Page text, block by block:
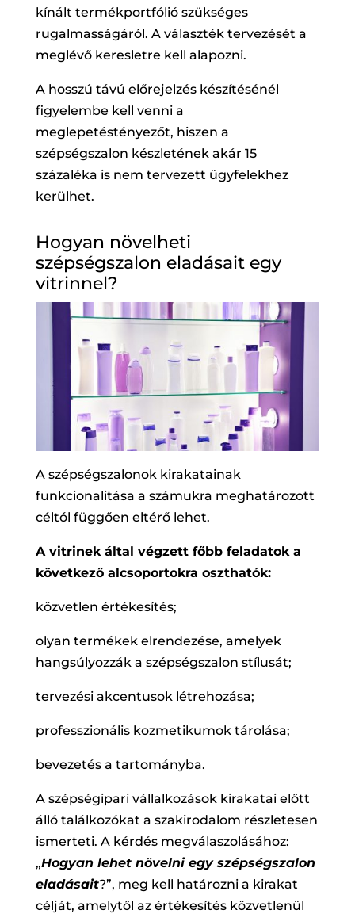
kínált termékportfólió szükséges
rugalmasságáról. A választék tervezését a
meglévő keresletre kell alapozni.
A hosszú távú előrejelzés készítésénél
figyelembe kell venni a
meglepetéstényezőt, hiszen a
szépségszalon készletének akár 15
százaléka is nem tervezett ügyfelekhez
kerülhet.
Hogyan növelheti
szépségszalon eladásait egy
vitrinnel?
A szépségszalonok kirakatainak
funkcionalitása a számukra meghatározott
céltól függően eltérő lehet.
A vitrinek által végzett főbb feladatok a
következő alcsoportokra oszthatók:
közvetlen értékesítés;
olyan termékek elrendezése, amelyek
hangsúlyozzák a szépségszalon stílusát;
tervezési akcentusok létrehozása;
professzionális kozmetikumok tárolása;
bevezetés a tartományba.
A szépségipari vállalkozások kirakatai előtt
álló találkozókat a szakirodalom részletesen
ismerteti. A kérdés megválaszolásához:
„Hogyan lehet növelni egy szépségszalon
eladásait?”, meg kell határozni a kirakat
célját, amelytől az értékesítés közvetlenül